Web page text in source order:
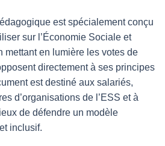
est spécialement conçu
sur l’Économie Sociale et
mettant en lumière les votes de
directement à ses principes
est destiné aux salariés,
d’organisations de l’ESS et à
de défendre un modèle
inclusif.